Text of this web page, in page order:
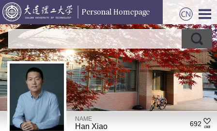
NAME
Han Xiao 692